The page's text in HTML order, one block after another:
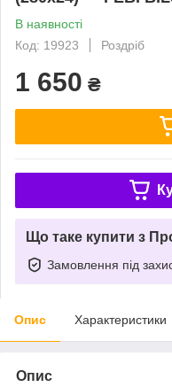
В наявності
Код: 19923
Роздріб
1 650 ₴
Що таке купити з
Замовлення під
Опис Характеристики
Опис